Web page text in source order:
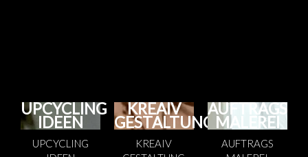
UPCYCLING
IDEEN
UPCYCLING
KREAIV
GESTALTUNG
KREAIV
AUFTRAGS
MALEREI
AUFTRAGS